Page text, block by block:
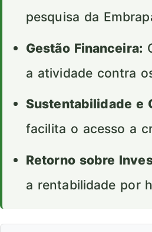
pesquisa da
Gestão Financeira:
a atividade contra
Sustentabilidade e
facilita o acesso a
Retorno sobre
a rentabilidade por